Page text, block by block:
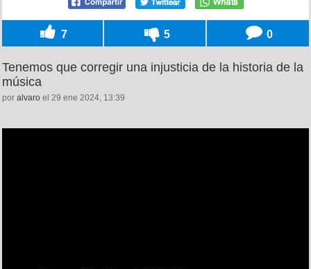
7 5 0
Tenemos que corregir una injusticia de la historia de la
música
por alvaro el 29 ene 2024, 13:39